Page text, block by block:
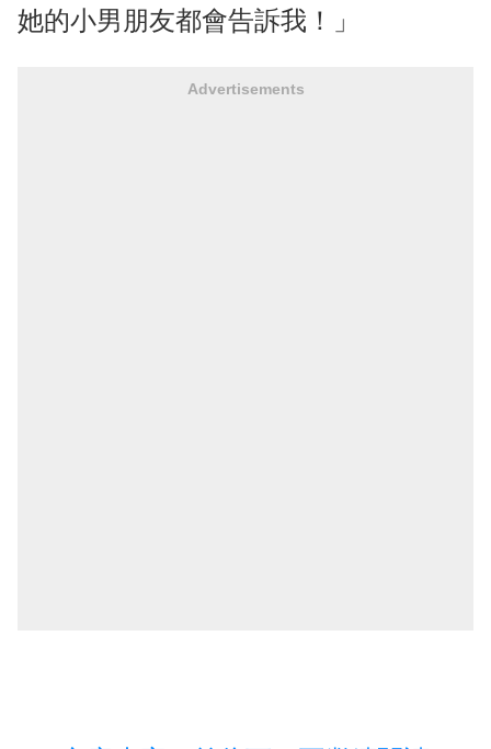
她的小男朋友都會告訴我！」
Advertisements